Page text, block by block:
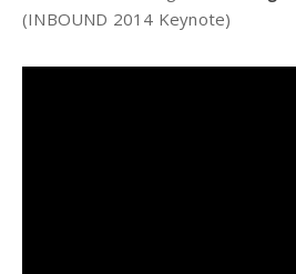
(INBOUND 2014 Keynote)